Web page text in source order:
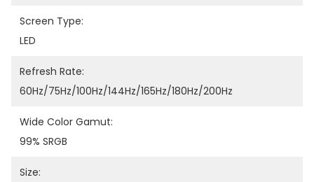
Screen Type:
LED
Refresh Rate:
60Hz/75Hz/100Hz/144Hz/165Hz/180Hz/200Hz
Wide Color Gamut:
99% SRGB
Size: